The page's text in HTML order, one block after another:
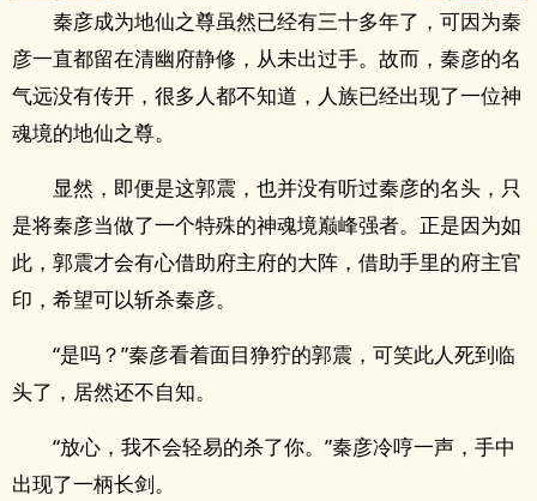
秦彦成为地仙之尊虽然已经有三十多年了，可因为秦
彦一直都留在清幽府静修，从未出过手。故而，秦彦的名
气远没有传开，很多人都不知道，人族已经出现了一位神
魂境的地仙之尊。
显然，即便是这郭震，也并没有听过秦彦的名头，只
是将秦彦当做了一个特殊的神魂境巅峰强者。正是因为如
此，郭震才会有心借助府主府的大阵，借助手里的府主官
印，希望可以斩杀秦彦。
“是吗？”秦彦看着面目狰狞的郭震，可笑此人死到临
头了，居然还不自知。
“放心，我不会轻易的杀了你。”秦彦冷哼一声，手中
出现了一柄长剑。